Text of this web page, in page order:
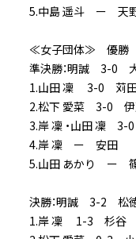
5.中島 遥斗 ー 天
≪女子団体≫ 優勝
準決勝：明誠 3-0
1.山田 凜 3-0 苅
2.松下 愛菜 3-0
3.岸 凜 ・山田 凜 3-
4.岸 凜 ー 安田
5.山田 あかり ー
決勝：明誠 3-2 松
1.岸 凜 1-3 杉谷